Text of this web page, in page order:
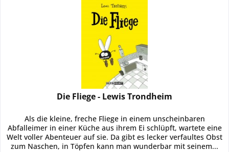
Die Fliege - Lewis Trondheim
Als die kleine, freche Fliege in einem unscheinbaren
Abfalleimer in einer Küche aus ihrem Ei schlüpft, wartete eine
Welt voller Abenteuer auf sie. Da gibt es lecker verfaultes Obst
zum Naschen, in Töpfen kann man wunderbar mit seinem...